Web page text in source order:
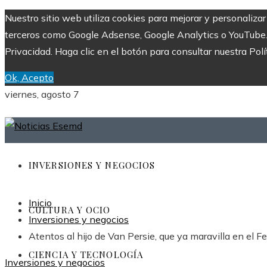
Nuestro sitio web utiliza cookies para mejorar y
terceros como Google Adsense, Google Analytics o
Privacidad. Haga clic en el botón para consultar nuestra
Ok, Acepto
viernes, agosto 7
INVERSIONES Y NEGOCIOS
CULTURA Y OCIO
CIENCIA Y TECNOLOGÍA
Inicio
Inversiones y negocios
Atentos al hijo de Van Persie, que ya maravilla en el
Inversiones y negocios